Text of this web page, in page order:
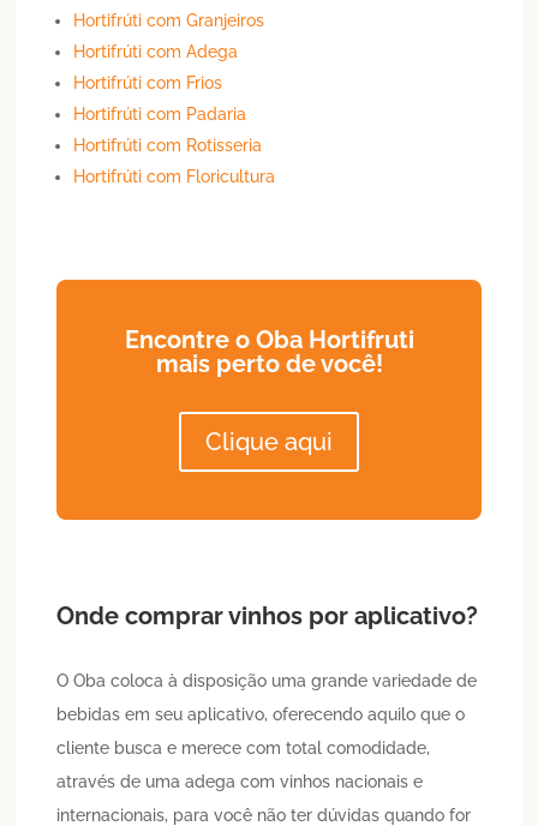
Hortifrúti com Granjeiros
Hortifrúti com Adega
Hortifrúti com Frios
Hortifrúti com Padaria
Hortifrúti com Rotisseria
Hortifrúti com Floricultura
Encontre o Oba Hortifruti
mais perto de você!
Clique aqui
Onde comprar vinhos por aplicativo?
O Oba coloca à disposição uma grande variedade de
bebidas em seu aplicativo, oferecendo aquilo que o
cliente busca e merece com total comodidade,
através de uma adega com vinhos nacionais e
internacionais, para você não ter dúvidas quando for